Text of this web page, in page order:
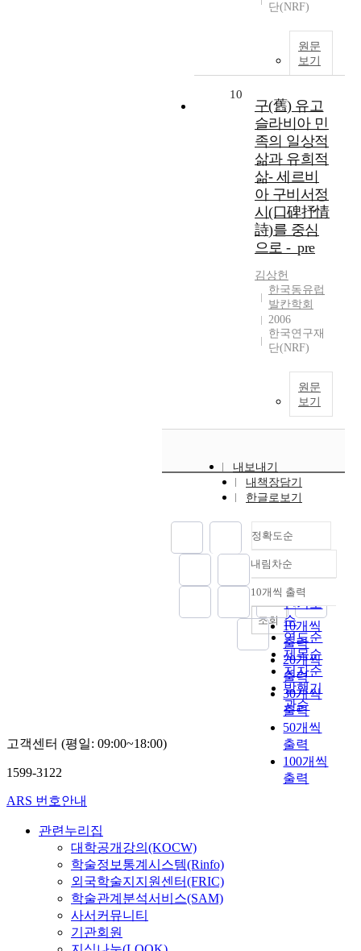
단(NRF)
원문
보기
10
구(舊) 유고
슬라비아 민
족의 일상적
삶과 유희적
삶- 세르비
아 구비서정
시(口碑抒情
詩)를 중심
으로 -_pre
김상헌
한국동유럽
발칸학회
2006
한국연구재
단(NRF)
원문
보기
내보내기
내책장담기
한글로보기
정확도순
정확도
순
인기도
순
연도순
제목순
저자순
발행기
관순
내림차순
내림차순
10개씩 출력
10개씩
출력
20개씩
출력
30개씩
출력
50개씩
출력
100개씩
출력
조회
고객센터 (평일: 09:00~18:00)
1599-3122
ARS 번호안내
관련누리집
대학공개강의(KOCW)
학술정보통계시스템(Rinfo)
외국학술지지원센터(FRIC)
학술관계분석서비스(SAM)
사서커뮤니티
기관회원